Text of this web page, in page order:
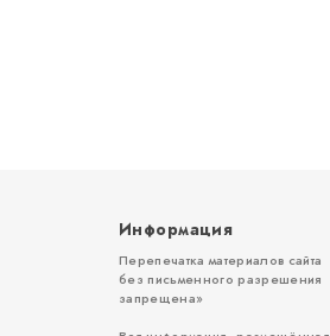
Информация
Перепечатка материалов сайта
без письменного разрешения
запрещена»